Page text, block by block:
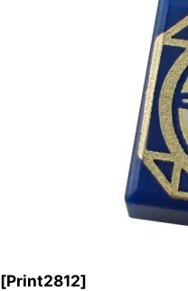
[Print2812]